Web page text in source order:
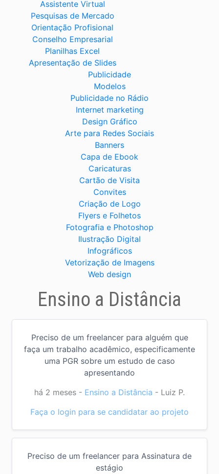
Assistente Virtual
Pesquisas de Mercado
Orientação Profisional
Conselho Empresarial
Planilhas Excel
Apresentação de Slides
Publicidade
Modelos
Publicidade no Rádio
Internet marketing
Design Gráfico
Arte para Redes Sociais
Banners
Capa de Ebook
Caricaturas
Cartão de Visita
Convites
Criação de Logo
Flyers e Folhetos
Fotografia e Photoshop
Ilustração Digital
Infográficos
Vetorização de Imagens
Web design
Ensino a Distância
Preciso de um freelancer para alguém que
faça um trabalho acadêmico, especificamente
uma PGR sobre um estudo de caso
apresentando
há 2 meses - Ensino a Distância - Luiz P.
Faça o login para se candidatar ao projeto
Preciso de um freelancer para Assinatura de
estágio